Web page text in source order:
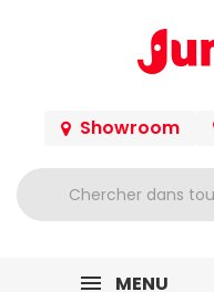
Showroom
MENU